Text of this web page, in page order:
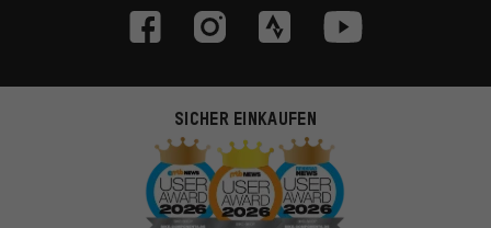
SICHER EINKAUFEN